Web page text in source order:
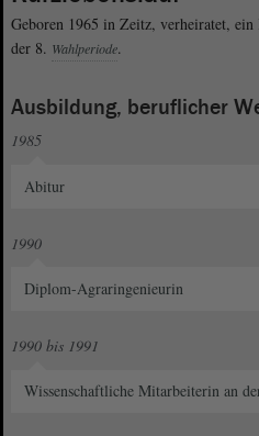
Geboren 1965 in Zeitz, verheiratet,
der 8. Wahlperiode.
Ausbildung, beruflicher
1985
Abitur
1990
Diplom-Agraringenieurin
1990 bis 1991
Wissenschaftliche Mitarbeiterin an